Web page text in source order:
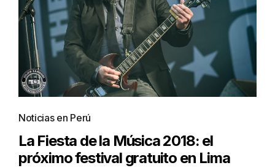
Noticias en Perú
La Fiesta de la Música 2018: el
próximo festival gratuito en Lima